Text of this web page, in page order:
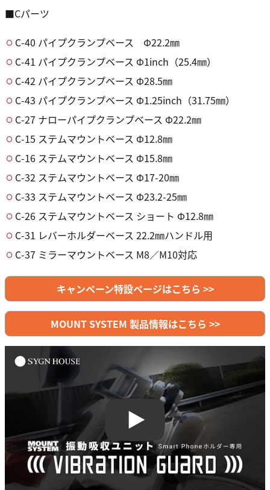
■Cパーツ
C-40 パイプクランプベース Φ22.2㎜
C-41 パイプクランプベース Φ1inch（25.4㎜）
C-42 パイプクランプベース Φ28.5㎜
C-43 パイプクランプベース Φ1.25inch（31.75㎜）
C-27 ナローパイプクランプベース Φ22.2㎜
C-15 ステムマウントベース Φ12.8㎜
C-16 ステムマウントベース Φ15.8㎜
C-32 ステムマウントベース Φ17-20㎜
C-33 ステムマウントベース Φ23.2-25㎜
C-26 ステムマウントベース ショート Φ12.8㎜
C-31 レバーホルダーベース 22.2㎜ハンドル用
C-37 ミラーマウントベース M8／M10対応
キャンペーン特設ページはこちら >>
MOUNT SYSTEM 製品情報はこちら >>
Play